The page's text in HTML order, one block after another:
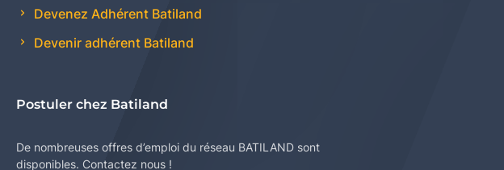
Devenez Adhérent Batiland
Devenir adhérent Batiland
Postuler chez Batiland
De nombreuses offres d’emploi du réseau BATILAND sont
disponibles. Contactez nous !